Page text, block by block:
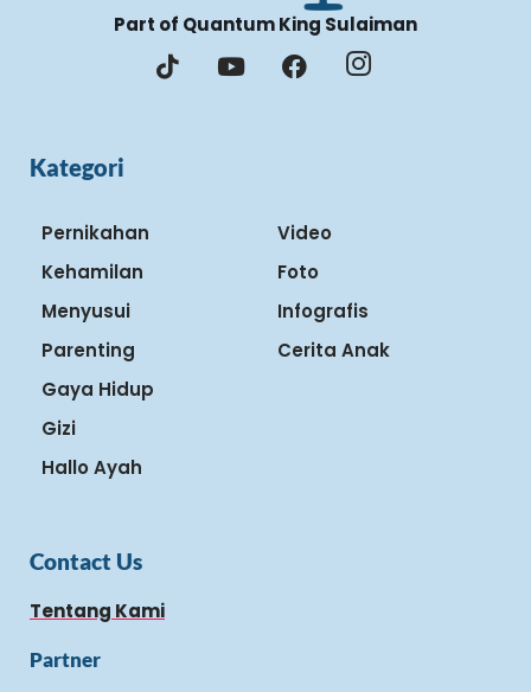
Part of Quantum King Sulaiman
Kategori
Pernikahan
Kehamilan
Menyusui
Parenting
Gaya Hidup
Gizi
Hallo Ayah
Video
Foto
Infografis
Cerita Anak
Contact Us
Tentang Kami
Partner